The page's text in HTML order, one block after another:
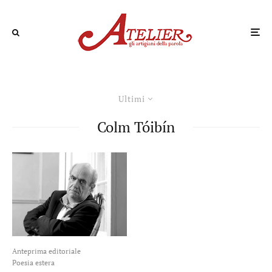
Ultimi
Colm Tóibín
Anteprima editoriale
Poesia estera